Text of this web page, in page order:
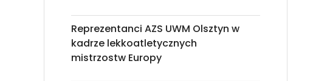
Reprezentanci AZS UWM Olsztyn w
kadrze lekkoatletycznych
mistrzostw Europy